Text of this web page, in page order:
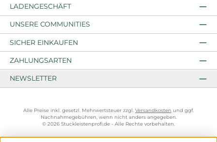
LADENGESCHÄFT
UNSERE COMMUNITIES
SICHER EINKAUFEN
ZAHLUNGSARTEN
NEWSLETTER
Alle Preise inkl. gesetzl. Mehrwertsteuer zzgl. Versandkosten und ggf.
Nachnahmegebühren, wenn nicht anders angegeben.
© 2026 Stuckleistenprofi.de - Alle Rechte vorbehalten.